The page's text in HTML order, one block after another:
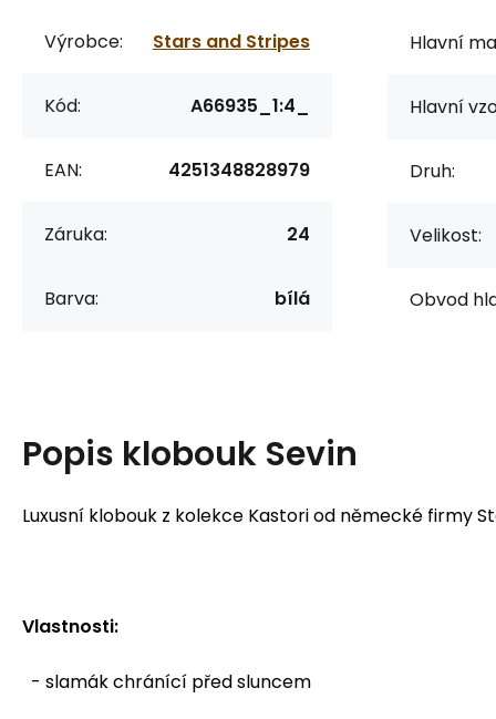
Výrobce: Stars and Stripes
Kód: A66935_1:4_
EAN: 4251348828979
Záruka: 24
Barva: bílá
Hlavní
Hlavní
Druh:
Velikost:
Obvod
Popis klobouk Sevin
Luxusní klobouk z kolekce Kastori od německé firmy
Vlastnosti:
- slamák chránící před sluncem